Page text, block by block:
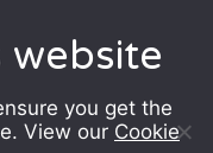
website
you get the
View our Cookie